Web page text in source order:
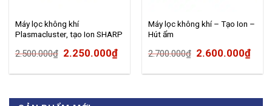
Máy lọc không khí
Plasmacluster, tạo Ion SHARP
2.500.000₫ Original
2.500.000₫.
2.250.000₫Current
2.250.000₫.
Máy lọc không khí – Tạo Ion –
Hút ẩm
2.700.000₫ Original
2.700.000₫.
2.600.000₫